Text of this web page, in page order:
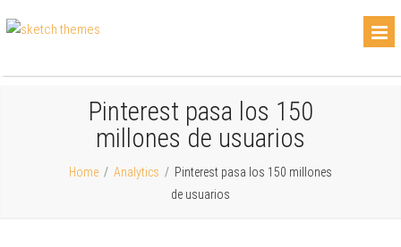
Pinterest pasa los 150
millones de usuarios
Home / Analytics / Pinterest pasa los 150 millones
de usuarios